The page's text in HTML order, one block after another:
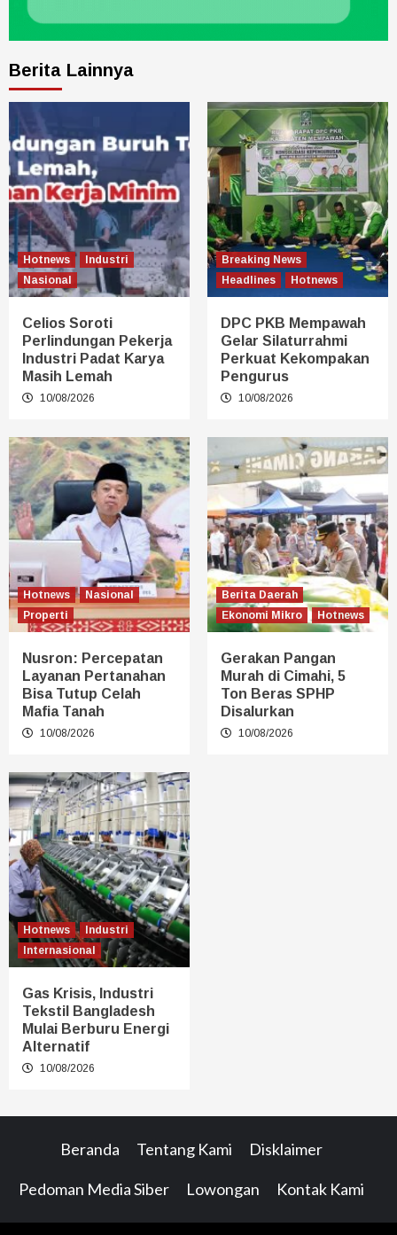
Berita Lainnya
Hotnews
Industri
Nasional
Celios Soroti
Perlindungan Pekerja
Industri Padat Karya
Masih Lemah
10/08/2026
Breaking News
Headlines
Hotnews
DPC PKB Mempawah
Gelar Silaturrahmi
Perkuat Kekompakan
Pengurus
10/08/2026
Hotnews
Nasional
Properti
Nusron: Percepatan
Layanan Pertanahan
Bisa Tutup Celah
Mafia Tanah
10/08/2026
Berita Daerah
Ekonomi Mikro
Hotnews
Gerakan Pangan
Murah di Cimahi, 5
Ton Beras SPHP
Disalurkan
10/08/2026
Hotnews
Industri
Internasional
Gas Krisis, Industri
Tekstil Bangladesh
Mulai Berburu Energi
Alternatif
10/08/2026
Beranda Tentang Kami Disklaimer
Pedoman Media Siber Lowongan Kontak Kami